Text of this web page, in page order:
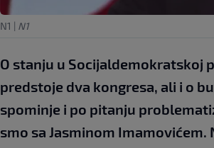
N1 | N1
O stanju u Socijaldemokratskoj
predstoje dva kongresa, ali i o
spominje i po pitanju
smo sa Jasminom Imamovićem.